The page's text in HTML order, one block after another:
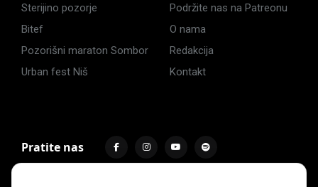
Sterijino pozorje
Bitef
Pozorišni maraton Sombor
Urban fest Niš
Podržite nas na Patreonu
O nama
Redakcija
Kontakt
Pratite nas